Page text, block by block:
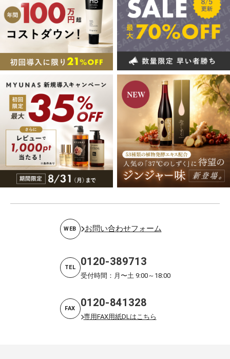
WEB お問い合わせフォーム
TEL 0120-389713
受付時間：月〜土 9:00～18:00
FAX 0120-841328
専用FAX用紙DLはこちら